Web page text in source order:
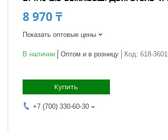
8 970 ₸
Показать оптовые цены
В наличии Оптом и в розницу Код: 618-
Купить
+7 (700) 330-60-30